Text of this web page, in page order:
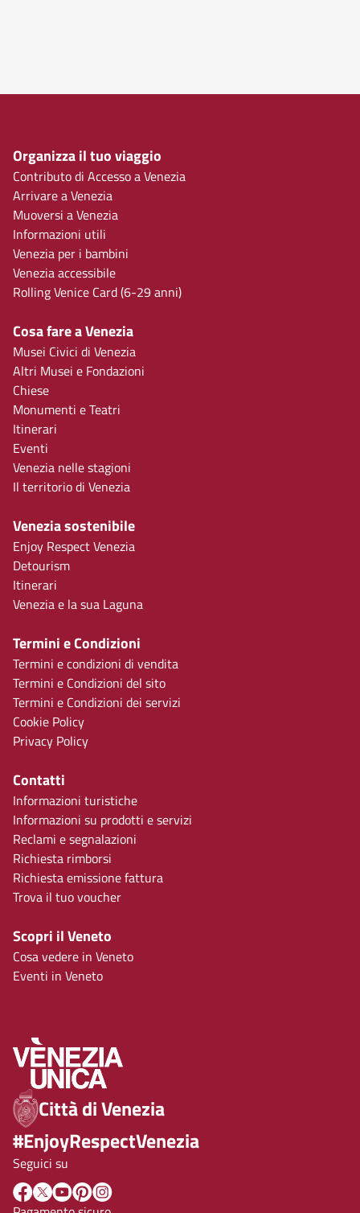
Organizza il tuo viaggio
Contributo di Accesso a Venezia
Arrivare a Venezia
Muoversi a Venezia
Informazioni utili
Venezia per i bambini
Venezia accessibile
Rolling Venice Card (6-29 anni)
Cosa fare a Venezia
Musei Civici di Venezia
Altri Musei e Fondazioni
Chiese
Monumenti e Teatri
Itinerari
Eventi
Venezia nelle stagioni
Il territorio di Venezia
Venezia sostenibile
Enjoy Respect Venezia
Detourism
Itinerari
Venezia e la sua Laguna
Termini e Condizioni
Termini e condizioni di vendita
Termini e Condizioni del sito
Termini e Condizioni dei servizi
Cookie Policy
Privacy Policy
Contatti
Informazioni turistiche
Informazioni su prodotti e servizi
Reclami e segnalazioni
Richiesta rimborsi
Richiesta emissione fattura
Trova il tuo voucher
Scopri il Veneto
Cosa vedere in Veneto
Eventi in Veneto
Città di Venezia
#EnjoyRespectVenezia
Seguici su